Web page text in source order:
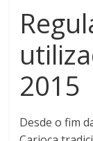
2015
Desde o fim